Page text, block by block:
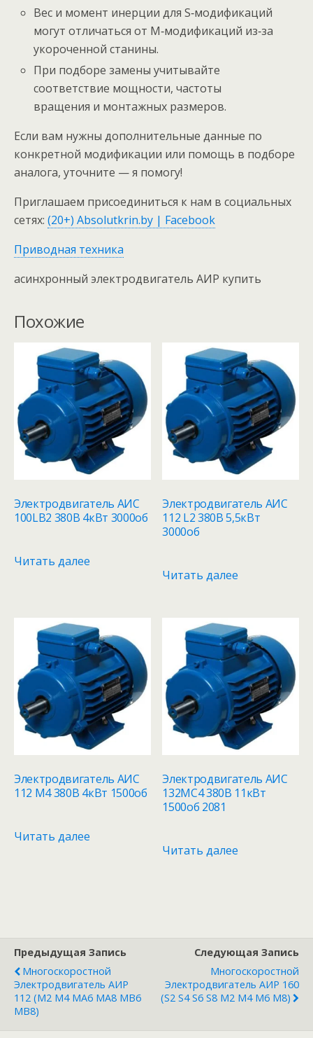
Вес и момент инерции для S‑модификаций
могут отличаться от М‑модификаций из‑за
укороченной станины.
При подборе замены учитывайте
соответствие мощности, частоты
вращения и монтажных размеров.
Если вам нужны дополнительные данные по
конкретной модификации или помощь в подборе
аналога, уточните — я помогу!
Приглашаем присоединиться к нам в социальных
сетях: (20+) Absolutkrin.by | Facebook
Приводная техника
асинхронный электродвигатель АИР купить
Похожие
Электродвигатель АИС
100LB2 380В 4кВт 3000об
Читать далее
Электродвигатель АИС
112 L2 380В 5,5кВт
3000об
Читать далее
Электродвигатель АИС
112 M4 380В 4кВт 1500об
Читать далее
Электродвигатель АИС
132MC4 380В 11кВт
1500об 2081
Читать далее
Предыдущая Запись
Многоскоростной
Электродвигатель АИР
112 (М2 М4 МА6 МА8 МВ6
MB8)
Следующая Запись
Многоскоростной
Электродвигатель АИР 160
(s2 S4 S6 S8 М2 М4 М6 М8)